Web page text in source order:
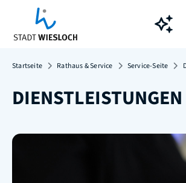
Startseite Rathaus & Service Service-Seite
DIENSTLEISTUNGEN